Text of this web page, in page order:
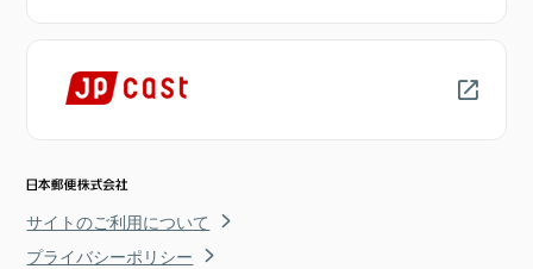
サイトのご利用について
プライバシーポリシー